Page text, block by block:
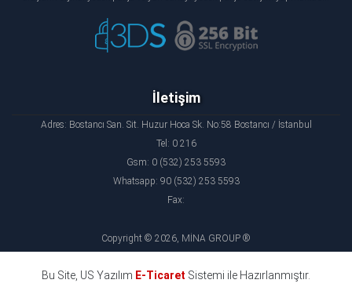
İletişim
Adres: Bostancı San. Sit. Huzur Hoca Sk. No:58 Bostancı / İstanbul
Tel: 0 216
Gsm: 0 (532) 253 5593
Whatsapp: 90 (532) 253 5593
Fax:
Copyright © 2026, MİNA GROUP ®
Bu Site, US Yazılım E-Ticaret Sistemi ile Hazırlanmıştır.